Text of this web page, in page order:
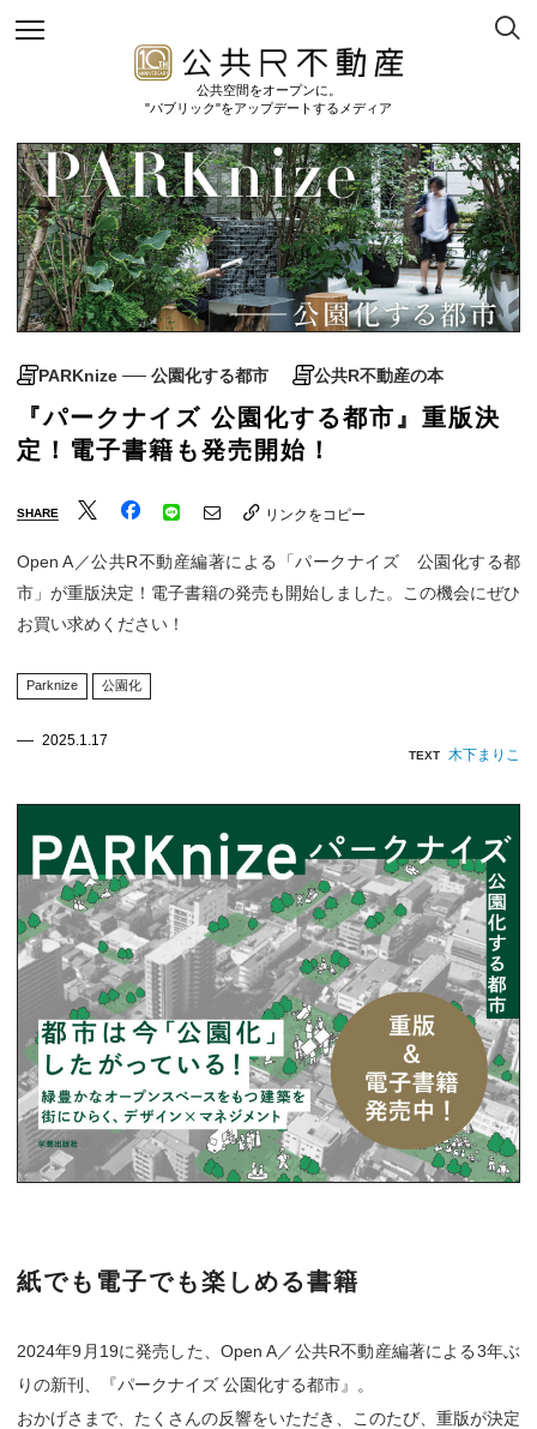
公共空間をオープンに。
"パブリック"をアップデートするメディア
PARKnize ── 公園化する都市 公共R不動産の本
『パークナイズ 公園化する都市』重版決
定！電子書籍も発売開始！
SHARE リンクをコピー
Open A／公共R不動産編著による「パークナイズ 公園化する都
市」が重版決定！電子書籍の発売も開始しました。この機会にぜひ
お買い求めください！
Parknize 公園化
2025.1.17
TEXT 木下まりこ
紙でも電子でも楽しめる書籍
2024年9月19に発売した、Open A／公共R不動産編著による3年ぶ
りの新刊、『パークナイズ 公園化する都市』。
おかげさまで、たくさんの反響をいただき、このたび、重版が決定